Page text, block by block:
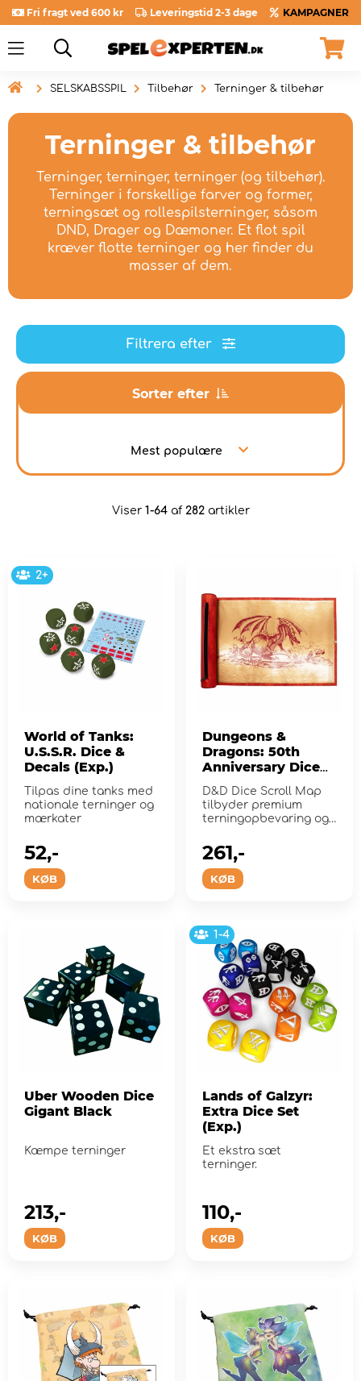
Fri fragt ved 600 kr Leveringstid 2-3 dage KAMPAGNER
 SELSKABSSPIL Tilbehør Terninger & tilbehør
Terninger & tilbehør
Terninger, terninger, terninger (og tilbehør).
Terninger i forskellige farver og former,
terningsæt og rollespilsterninger, såsom
DND, Drager og Dæmoner. Et flot spil
kræver flotte terninger og her finder du
masser af dem.
Filtrera efter
Sorter efter
Mest populære
Viser 1-64af 282artikler
2+
World of Tanks:
U.S.S.R. Dice &
Decals (Exp.)
Tilpas dine tanks med
nationale terninger og
mærkater
KØB
52,-
Dungeons &
Dragons: 50th
Anniversary Dice
Scroll
D&D Dice Scroll Map
tilbyder premium
terningopbevaring og
terningrul...
KØB
261,-
Uber Wooden Dice
Gigant Black
Kæmpe terninger
KØB
213,-
1-4
Lands of Galzyr:
Extra Dice Set
(Exp.)
Et ekstra sæt
terninger.
KØB
110,-